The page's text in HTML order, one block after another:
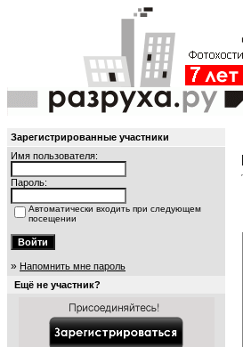
Зарегистрированные участники
Имя пользователя:
Пароль:
Автоматически входить при следующем
посещении
» Напомнить мне пароль
Ещё не участник?